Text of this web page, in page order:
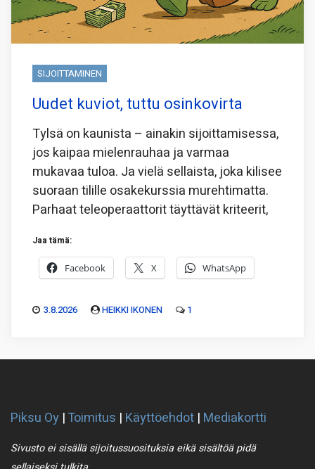
SIJOITTAMINEN
Uudet kuviot, tuttu osinkovirta
Tylsä on kaunista – ainakin sijoittamisessa,
jos kaipaa mielenrauhaa ja varmaa
mukavaa tuloa. Ja vielä sellaista, joka kilisee
suoraan tilille osakekurssia murehtimatta.
Parhaat teleoperaattorit täyttävät kriteerit,
Jaa tämä:
Facebook X WhatsApp
3.8.2026 HEIKKI IKONEN 1
Piksu Oy |Toimitus | Käyttöehdot | Mediakortti
Sivusto ei sisällä sijoitussuosituksia eikä sisältöä pidä